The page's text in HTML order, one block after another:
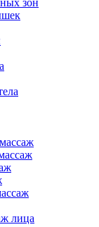
зон
лица